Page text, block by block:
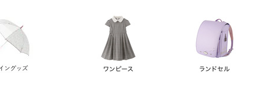
順 価格が高い順 優先度順 レビュー順